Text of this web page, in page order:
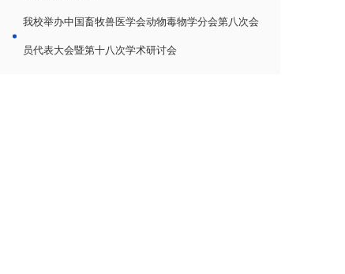
我校举办中国畜牧兽医学会动物毒物学分会第八次会
员代表大会暨第十八次学术研讨会